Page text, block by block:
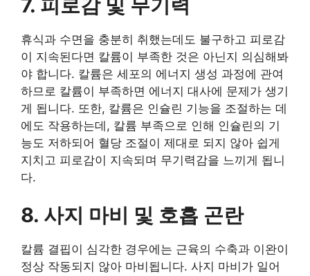
7. 피로감 및 무기력
휴식과 수면을 충분히 취했는데도 불구하고 피로감
이 지속된다면 칼륨이 부족한 것은 아닌지 의심해봐
야 합니다. 칼륨은 세포의 에너지 생성 과정에 관여
하므로 칼륨이 부족하면 에너지 대사에 문제가 생기
게 됩니다. 또한, 칼륨은 인슐린 기능을 조절하는 데
에도 작용하는데, 칼륨 부족으로 인해 인슐린의 기
능도 저하되어 혈당 조절이 제대로 되지 않아 쉽게
지치고 피로감이 지속되며 무기력감을 느끼게 됩니
다.
8. 사지 마비 및 호흡 곤란
칼륨 결핍이 심각한 경우에는 근육의 수축과 이완이
정상 작동되지 않아 마비됩니다. 사지 마비가 일어